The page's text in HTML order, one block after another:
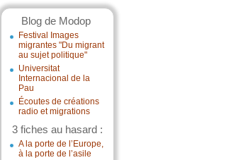
Blog de Modop
Festival Images
migrantes "Du migrant
au sujet politique"
Universitat
Internacional de la
Pau
Écoutes de créations
radio et migrations
3 fiches au hasard :
A la porte de l’Europe,
à la porte de l’asile